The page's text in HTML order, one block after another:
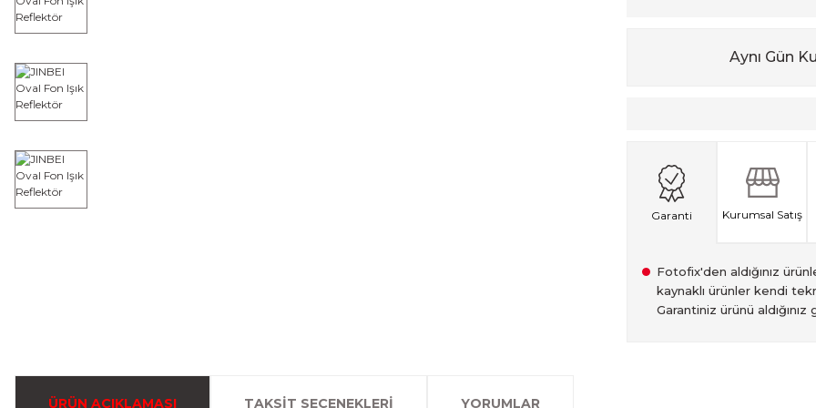
Aynı Gün
Garanti Kurumsal Satış
Fotofix'den aldığınız
kaynaklı ürünler kendi
Garantiniz ürünü
ÜRÜN AÇIKLAMASI TAKSIT SEÇENEKLERI YORUMLAR